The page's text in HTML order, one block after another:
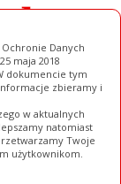
Danych
maja 2018
dokumencie tym
zbieramy i
w aktualnych
natomiast
Twoje
użytkownikom.
Firm Pełna Wersja